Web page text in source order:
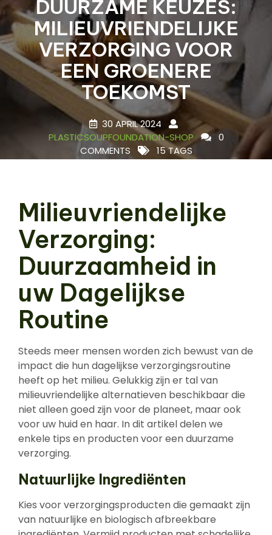
DUURZAME KEUZES:
MILIEUVRIENDELIJKE
VERZORGING VOOR
EEN GROENERE
TOEKOMST
30 APRIL 2024
PLASTICSOUPFOUNDATION-SHOP
0
COMMENTS
15 TAGS
Milieuvriendelijke
Verzorging:
Duurzaamheid in
uw Dagelijkse
Routine
Steeds meer mensen worden zich bewust van de
impact die hun dagelijkse verzorgingsroutine
heeft op het milieu. Gelukkig zijn er tal van
milieuvriendelijke alternatieven beschikbaar die
niet alleen goed zijn voor de planeet, maar ook
voor uw huid en haar. In dit artikel delen we
enkele tips en producten voor een duurzame
verzorging.
Natuurlijke Ingrediënten
Kies voor verzorgingsproducten die gemaakt zijn
van natuurlijke en biologisch afbreekbare